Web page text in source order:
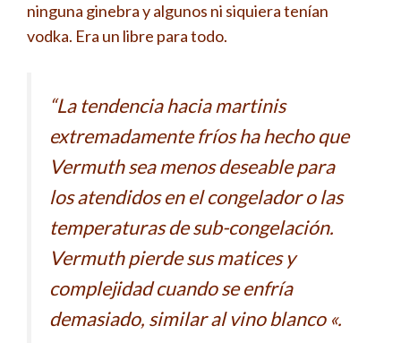
ninguna ginebra y algunos ni siquiera tenían
vodka. Era un libre para todo.
“La tendencia hacia martinis
extremadamente fríos ha hecho que
Vermuth sea menos deseable para
los atendidos en el congelador o las
temperaturas de sub-congelación.
Vermuth pierde sus matices y
complejidad cuando se enfría
demasiado, similar al vino blanco «.